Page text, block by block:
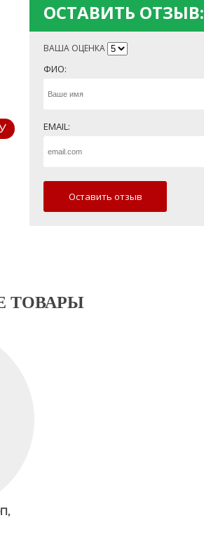
ОСТАВИТЬ ОТЗЫВ:
ВАША ОЦЕНКА
ФИО:
EMAIL:
Оставить отзыв
ТОВАРЫ